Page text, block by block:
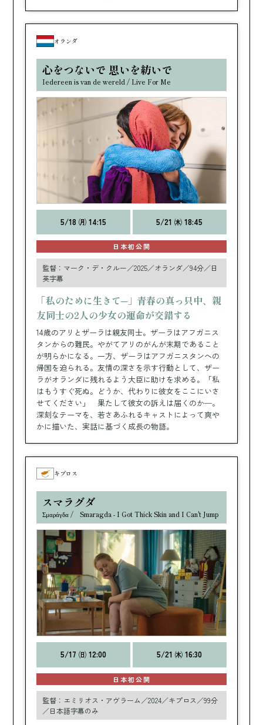
オランダ
心をつないで 思いを紡いで
Iedereen is van de wereld / Live For Me
5/18 ㈪ 14:15 5/21 ㈭ 18:45
日本初公開
監督：マーク・デ・クルー／2025／オランダ／94分／日
英字幕
「私のために生きて─」青春の真っ只中、親
友同士の2人の少女の運命が交錯する
14歳のアリとザーラは親友同士。ザーラはアフガニス
タンからの難民。やがてアリのがんが末期であること
が明らかになる。一方、ザーラはアフガニスタンへの
帰国を迫られる。友情の深さを示す行動として、ザー
ラがオランダに残れるよう大臣に助けを求める。「私
はもうすぐ死ぬ。どうか、代わりに彼女をここにいさ
せてください」 果たして彼女の訴えは届くのか─。
深刻なテーマを、若さあふれるキャストによって爽や
かに描いた、実話に基づく成長の物語。
キプロス
スマラグダ
Σμαράγδα / Smaragda - I Got Thick Skin and I Can't Jump
5/17 ㈰ 12:00 5/21 ㈭ 16:30
日本初公開
監督：エミリオス・アヴラーム／2024／キプロス／99分
／日本語字幕のみ